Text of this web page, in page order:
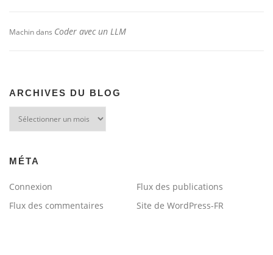
Machindans Coder avec un LLM
ARCHIVES DU BLOG
MÉTA
Connexion
Flux des publications
Flux des commentaires
Site de WordPress-FR